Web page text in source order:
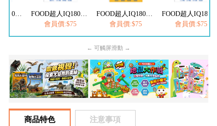
會員價:$75
會員價:$75
會員價:$75
← 可觸屏滑動 →
商品特色 注意事項